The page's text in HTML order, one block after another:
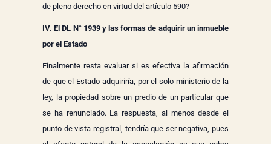
de pleno derecho en virtud del artículo 590?
IV. El DL N° 1939 y las formas de adquirir un inmueble
por el Estado
Finalmente resta evaluar si es efectiva la afirmación
de que el Estado adquiriría, por el solo ministerio de la
ley, la propiedad sobre un predio de un particular que
se ha renunciado. La respuesta, al menos desde el
punto de vista registral, tendría que ser negativa, pues